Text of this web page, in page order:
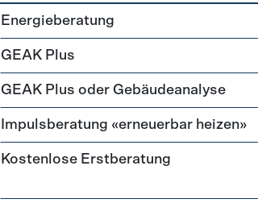
Förderprogramme
Energieberatung
GEAK Plus
GEAK Plus oder Gebäudeanalyse
Impulsberatung «erneuerbar heizen»
Kostenlose Erstberatung